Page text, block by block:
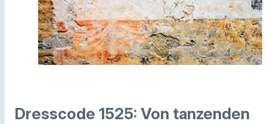
Dresscode 1525: Von tanzenden